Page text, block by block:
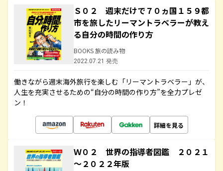
Ｓ０２ 週末だけで７０ヵ国１５９都
市を旅したリーマントラベラーが教え
る自分の時間の作り方
BOOKS 旅の読み物
2022.07.21 発売
働きながら週末海外旅行を楽しむ「リーマントラベラー」が、
人生を充実させるための“自分の時間の作り方”を全力プレゼ
ン！
詳細を見る
Ｗ０２ 世界の指導者図鑑 ２０２１
～２０２２年版